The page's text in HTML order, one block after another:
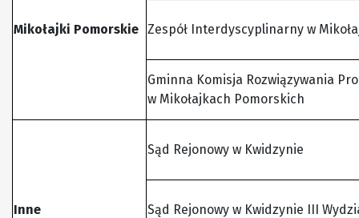
Mikołajki Pomorskie Zespół Interdyscyplinarny w
Gminna Komisja Rozwiązywania
w Mikołajkach Pomorskich
Inne
Sąd Rejonowy w Kwidzynie
Sąd Rejonowy w Kwidzynie III